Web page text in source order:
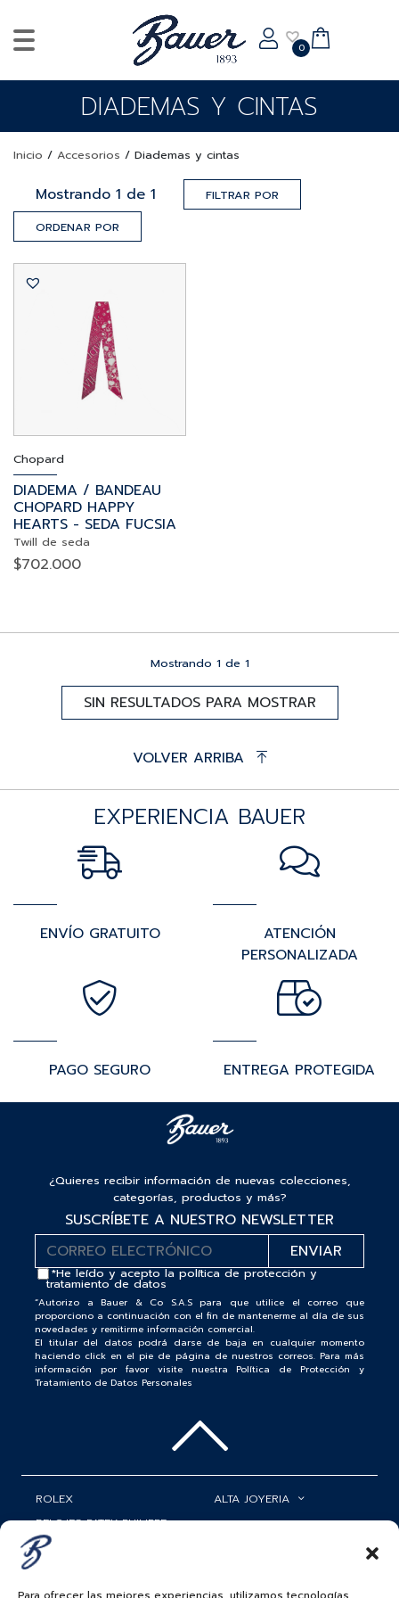
0
DIADEMAS Y CINTAS
Inicio / Accesorios / Diademas y cintas
Mostrando 1 de 1
FILTRAR POR
ORDENAR POR
Chopard
DIADEMA / BANDEAU
CHOPARD HAPPY
HEARTS - SEDA FUCSIA
Twill de seda
$702.000
Mostrando 1 de 1
SIN RESULTADOS PARA MOSTRAR
VOLVER ARRIBA
EXPERIENCIA BAUER
ENVÍO GRATUITO
ATENCIÓN
PERSONALIZADA
PAGO SEGURO ENTREGA PROTEGIDA
¿Quieres recibir información de nuevas colecciones,
categorías, productos y más?
SUSCRÍBETE A NUESTRO NEWSLETTER
*He leído y acepto lapolítica de protección y
tratamiento de datos
“Autorizo a Bauer & Co S.A.S para que utilice el correo que
proporciono a continuación con el fin de mantenerme al día de sus
novedades y remitirme información comercial.
El titular del datos podrá darse de baja en cualquier momento
haciendo click en el pie de página de nuestros correos. Para más
información por favor visite nuestra Política de Protección y
Tratamiento de Datos Personales
ROLEX
RELOJES PATEK PHILIPPE
RELOJERÍA
ALTA JOYERIA